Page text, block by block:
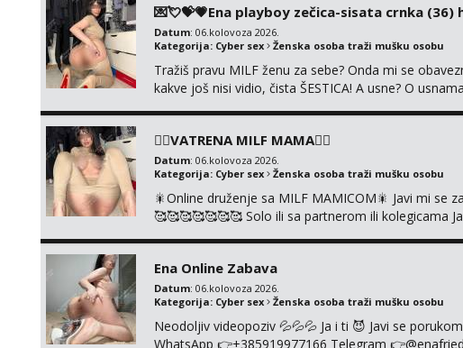
💌💘💝💗Ena playboy zečica-sisata crnka (36)
Datum: 06.kolovoza 2026.
Kategorija: Cyber sex Ženska osoba traži mušku osobu
Tražiš pravu MILF ženu za sebe? Onda mi se
kakve još nisi vidio, čista ŠESTICA! A usne? O
❤️‍🔥VATRENA MILF MAMA❤️‍🔥
Datum: 06.kolovoza 2026.
Kategorija: Cyber sex Ženska osoba traži mušku osobu
🎇Online druženje sa MILF MAMICOM🎇 Javi mi se
🥰🥰🥰🥰🥰🥰🥰 Solo ili sa partnerom ili kolegicama
Ena Online Zabava
Datum: 06.kolovoza 2026.
Kategorija: Cyber sex Ženska osoba traži mušku osobu
Neodoljiv videopoziv 💦💦💦 Ja i ti 😈 Javi se
WhatsApp 👉+385919977166 Telegram